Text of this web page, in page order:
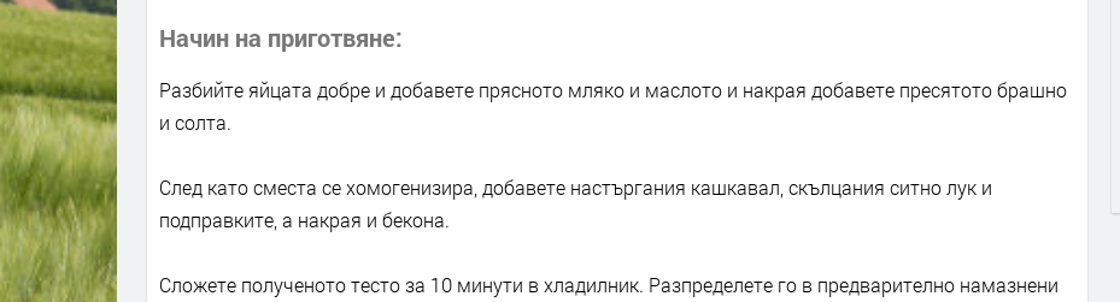
Начин на приготвяне
Разбийте яйцата добре и добавете прясното мляко и маслото и накрая добавете пресятото брашно
и солта.
След като сместа се хомогенизира, добавете настъргания кашкавал, скълцания ситно лук и
подправките, а накрая и бекона.
Сложете полученото тесто за 10 минути в хладилник. Разпределете го в предварително намазнени